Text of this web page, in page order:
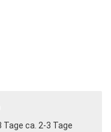
ca. 2-3 Tage